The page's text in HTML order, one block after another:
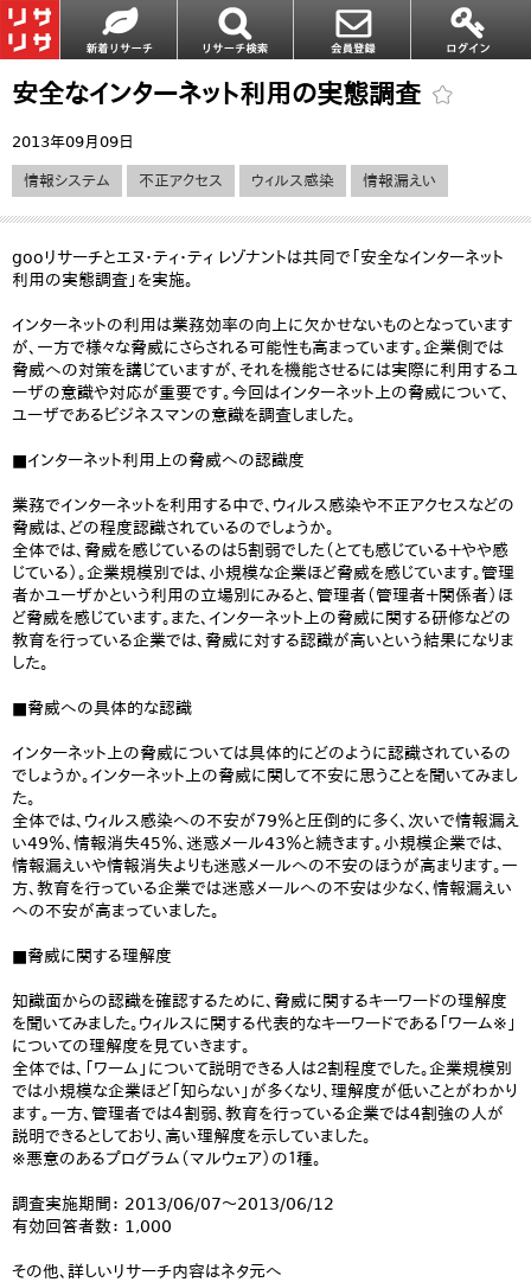
安全なインターネット利用の実態調査
2013年09月09日
情報システム 不正アクセス ウィルス感染 情報漏えい
gooリサーチとエヌ・ティ・ティ レゾナントは共同で「安全なインターネット
利用の実態調査」を実施。
インターネットの利用は業務効率の向上に欠かせないものとなっています
が、一方で様々な脅威にさらされる可能性も高まっています。企業側では
脅威への対策を講じていますが、それを機能させるには実際に利用するユ
ーザの意識や対応が重要です。今回はインターネット上の脅威について、
ユーザであるビジネスマンの意識を調査しました。
■インターネット利用上の脅威への認識度
業務でインターネットを利用する中で、ウィルス感染や不正アクセスなどの
脅威は、どの程度認識されているのでしょうか。
全体では、脅威を感じているのは５割弱でした（とても感じている＋やや感
じている）。企業規模別では、小規模な企業ほど脅威を感じています。管理
者かユーザかという利用の立場別にみると、管理者（管理者＋関係者）ほ
ど脅威を感じています。また、インターネット上の脅威に関する研修などの
教育を行っている企業では、脅威に対する認識が高いという結果になりま
した。
■脅威への具体的な認識
インターネット上の脅威については具体的にどのように認識されているの
でしょうか。インターネット上の脅威に関して不安に思うことを聞いてみまし
た。
全体では、ウィルス感染への不安が79％と圧倒的に多く、次いで情報漏え
い49％、情報消失45％、迷惑メール43％と続きます。小規模企業では、
情報漏えいや情報消失よりも迷惑メールへの不安のほうが高まります。一
方、教育を行っている企業では迷惑メールへの不安は少なく、情報漏えい
への不安が高まっていました。
■脅威に関する理解度
知識面からの認識を確認するために、脅威に関するキーワードの理解度
を聞いてみました。ウィルスに関する代表的なキーワードである「ワーム※」
についての理解度を見ていきます。
全体では、「ワーム」について説明できる人は２割程度でした。企業規模別
では小規模な企業ほど「知らない」が多くなり、理解度が低いことがわかり
ます。一方、管理者では４割弱、教育を行っている企業では4割強の人が
説明できるとしており、高い理解度を示していました。
※悪意のあるプログラム（マルウェア）の１種。
調査実施期間： 2013/06/07～2013/06/12
有効回答者数： 1,000
その他、詳しいリサーチ内容はネタ元へ